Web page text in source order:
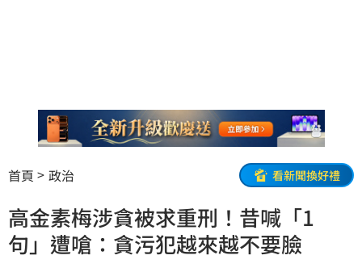
首頁 政治 看新聞換好禮
高金素梅涉貪被求重刑！昔喊「1
句」遭嗆：貪污犯越來越不要臉